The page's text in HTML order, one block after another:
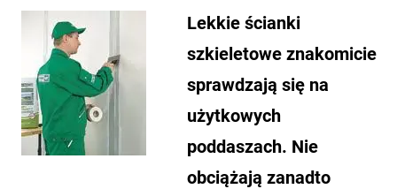
Lekkie ścianki
szkieletowe znakomicie
sprawdzają się na
użytkowych
poddaszach. Nie
obciążają zanadto